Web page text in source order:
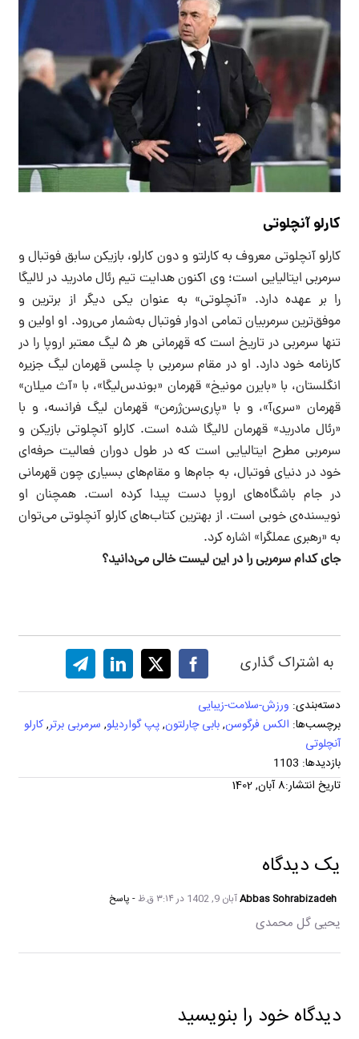
کارلو آنچلوتی
کارلو آنچلوتی معروف به کارلتو و دون کارلو، بازیکن سابق فوتبال و
سرمربی ایتالیایی است؛ وی اکنون هدایت تیم رئال مادرید در لالیگا
را بر عهده دارد. «آنچلوتی» به عنوان یکی دیگر از برترین و
موفق‌ترین سرمربیان تمامی ادوار فوتبال به‌شمار می‌رود. او اولین و
تنها سرمربی در تاریخ است که قهرمانی هر ۵ لیگ معتبر اروپا را در
کارنامه خود دارد. او در مقام سرمربی با چلسی قهرمان لیگ جزیره
انگلستان، با «بایرن مونیخ» قهرمان «بوندس‌لیگا»، با «آث میلان»
قهرمان «سری‌آ»، و با «پاری‌سن‌ژرمن» قهرمان لیگ فرانسه، و با
«رئال مادرید» قهرمان لالیگا شده‌ است. کارلو آنچلوتی بازیکن و
سرمربی مطرح ایتالیایی است که در طول دوران فعالیت حرفه‌ای
خود در دنیای فوتبال، به جام‌ها و مقام‌های بسیاری چون قهرمانی
در جام باشگاه‌های اروپا دست پیدا کرده است. همچنان او
نویسنده‌ی خوبی است. از بهترین کتاب‌های کارلو آنچلوتی می‌توان
به «رهبری عملگرا» اشاره کرد.
جای کدام سرمربی را در این لیست خالی می‌دانید؟
به اشتراک گذاری
دسته‌بندی: ورزش-سلامت-زیبایی
برچسب‌ها: الکس فرگوسن,بابی چارلتون,پپ‌ گواردیلو, سرمربی برتر,کارلو
آنچلوتی
بازدیدها: 1103
تاریخ انتشار:8 آبان, 1402
یک دیدگاه
Abbas Sohrabizadehآبان 9, 1402 در ۳:۱۴ ق.ظ - پاسخ
یحیی گل محمدی
دیدگاه خود را بنویسید